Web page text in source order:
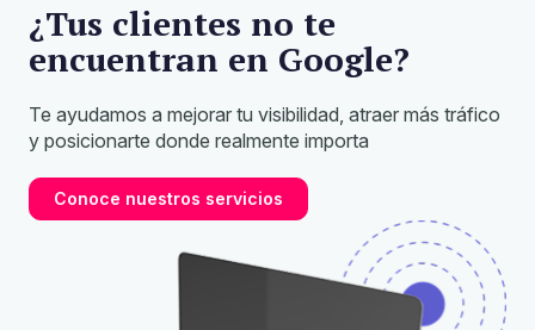
¿Tus clientes no te
encuentran en Google?
Te ayudamos a mejorar tu visibilidad, atraer más tráfico
y posicionarte donde realmente importa
Conoce nuestros servicios